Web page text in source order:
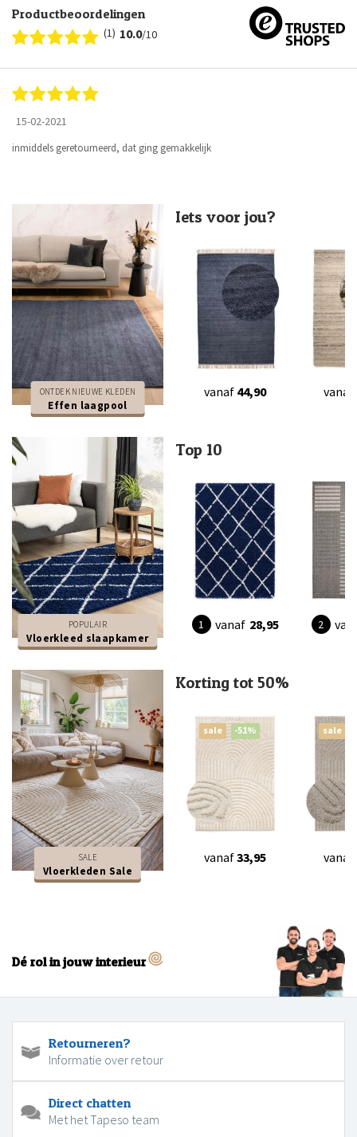
Productbeoordelingen
(1) 10.0/10
15-02-2021
inmiddels geretourneerd, dat ging gemakkelijk
ONTDEK NIEUWE KLEDEN
Effen laagpool
Iets voor jou?
vanaf 44,90 vanaf
POPULAIR
Vloerkleed slaapkamer
Top 10
vanaf 28,95
SALE
Vloerkleden Sale
Korting tot 50%
sale -51%
vanaf33,95
sale
vanaf
Dé rol in jouw interieur
Retourneren?
Informatie over retour
Direct chatten
Met het Tapeso team